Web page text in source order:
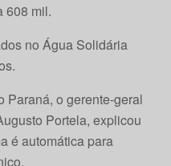
608 mil.
no Água Solidária
Paraná, o gerente-geral
Portela, explicou
é automática para